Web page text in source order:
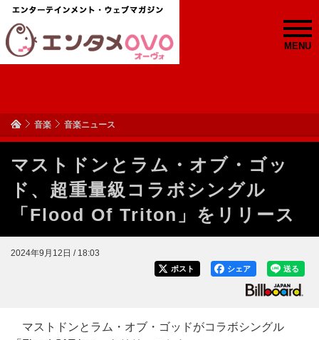
MENU
音楽 音楽ニュース
マストドンとラム・オブ・ゴッ
ド、超重量級コラボシングル
「Flood Of Triton」をリリース
2024年9月12日 / 18:03
送る
シェア
ポスト
マストドンとラム・オブ・ゴッドがコラボシングル